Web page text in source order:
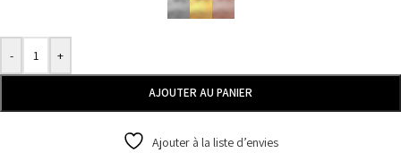
- +
AJOUTER AU PANIER
Ajouter à la liste d’envies